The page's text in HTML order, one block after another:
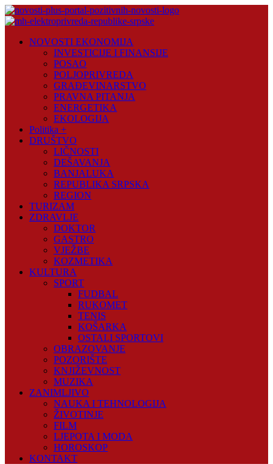
Skip
to
Plus
NOVOSTI EKONOMIJA
INVESTICIJE I FINANSIJE
POSAO
POLJOPRIVREDA
GRAĐEVINARSTVO
PRAVNA PITANJA
ENERGETIKA
EKOLOGIJA
Politika +
DRUŠTVO
LIČNOSTI
DEŠAVANJA
BANJALUKA
REPUBLIKA SRPSKA
REGION
TURIZAM
ZDRAVLJE
DOKTOR
GASTRO
VJEŽBE
KOZMETIKA
KULTURA
SPORT
FUDBAL
RUKOMET
TENIS
KOŠARKA
OSTALI SPORTOVI
OBRAZOVANJE
POZORIŠTE
KNJIŽEVNOST
MUZIKA
ZANIMLJIVO
NAUKA I TEHNOLOGIJA
ŽIVOTINJE
FILM
LJEPOTA I MODA
HOROSKOP
KONTAKT